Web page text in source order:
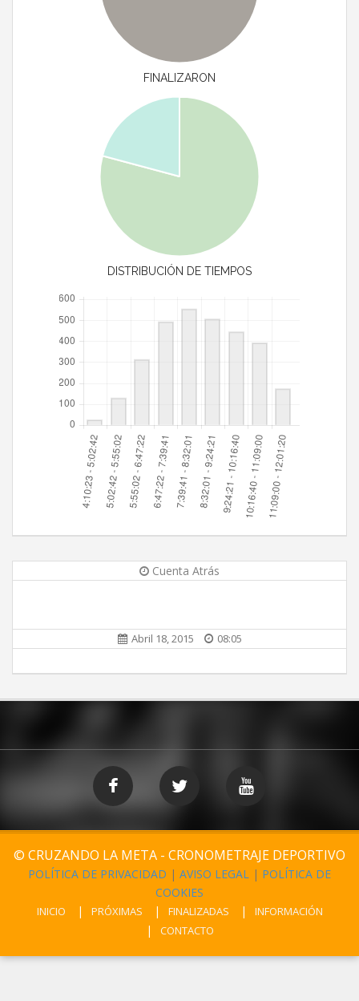
FINALIZARON
DISTRIBUCIÓN DE TIEMPOS
Cuenta Atrás
Abril 18, 2015 08:05
© CRUZANDO LA META - CRONOMETRAJE DEPORTIVO
POLÍTICA DE PRIVACIDAD | AVISO LEGAL | POLÍTICA DE
COOKIES
INICIO PRÓXIMAS FINALIZADAS
INFORMACIÓN
CONTACTO